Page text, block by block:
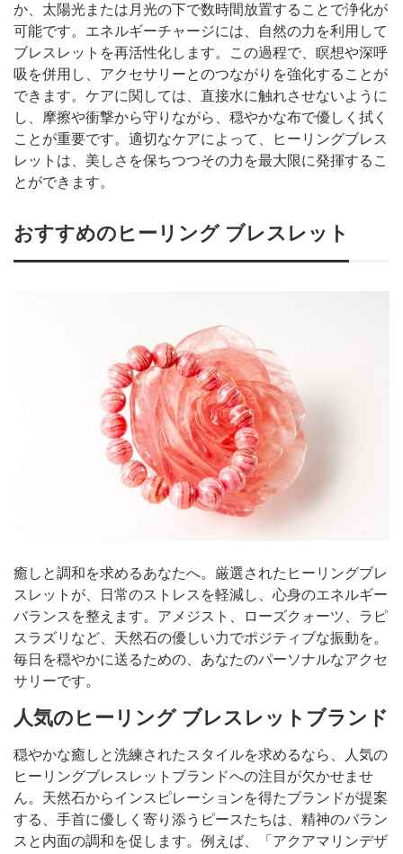
か、太陽光または月光の下で数時間放置することで浄化が
可能です。エネルギーチャージには、自然の力を利用して
ブレスレットを再活性化します。この過程で、瞑想や深呼
吸を併用し、アクセサリーとのつながりを強化することが
できます。ケアに関しては、直接水に触れさせないように
し、摩擦や衝撃から守りながら、穏やかな布で優しく拭く
ことが重要です。適切なケアによって、ヒーリングブレス
レットは、美しさを保ちつつその力を最大限に発揮するこ
とができます。
おすすめのヒーリング ブレスレット
癒しと調和を求めるあなたへ。厳選されたヒーリングブレ
スレットが、日常のストレスを軽減し、心身のエネルギー
バランスを整えます。アメジスト、ローズクォーツ、ラピ
スラズリなど、天然石の優しい力でポジティブな振動を。
毎日を穏やかに送るための、あなたのパーソナルなアクセ
サリーです。
人気のヒーリング ブレスレットブランド
穏やかな癒しと洗練されたスタイルを求めるなら、人気の
ヒーリングブレスレットブランドへの注目が欠かせませ
ん。天然石からインスピレーションを得たブランドが提案
する、手首に優しく寄り添うピースたちは、精神のバラン
スと内面の調和を促します。例えば、「アクアマリンデザ